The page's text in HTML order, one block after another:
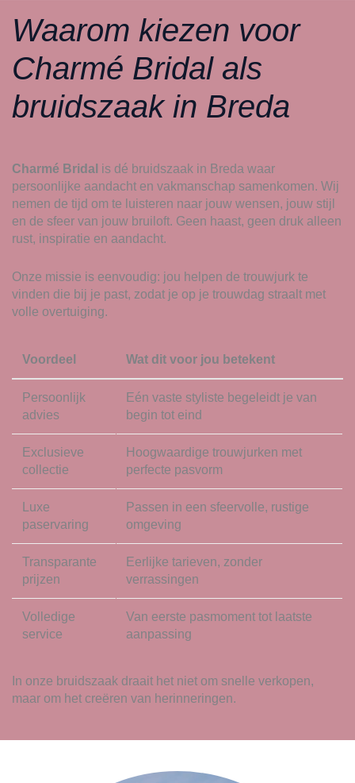
Waarom kiezen voor
Charmé Bridal als
bruidszaak in Breda
Charmé Bridal is dé bruidszaak in Breda waar
persoonlijke aandacht en vakmanschap samenkomen. Wij
nemen de tijd om te luisteren naar jouw wensen, jouw stijl
en de sfeer van jouw bruiloft. Geen haast, geen druk alleen
rust, inspiratie en aandacht.
Onze missie is eenvoudig: jou helpen de trouwjurk te
vinden die bij je past, zodat je op je trouwdag straalt met
volle overtuiging.
Voordeel Wat dit voor jou betekent
Persoonlijk
advies
Eén vaste styliste begeleidt je van
begin tot eind
Exclusieve
collectie
Hoogwaardige trouwjurken met
perfecte pasvorm
Luxe
paservaring
Passen in een sfeervolle, rustige
omgeving
Transparante
prijzen
Eerlijke tarieven, zonder
verrassingen
Volledige
service
Van eerste pasmoment tot laatste
aanpassing
In onze bruidszaak draait het niet om snelle verkopen,
maar om het creëren van herinneringen.